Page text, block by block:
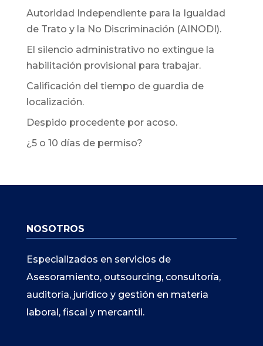
Autoridad Independiente para la Igualdad
de Trato y la No Discriminación (AINODI).
El silencio administrativo no extingue la
habilitación provisional para trabajar.
Calificación del tiempo de guardia de
localización.
Despido procedente por acoso.
¿5 o 10 días de permiso?
NOSOTROS
Especializados en servicios de
Asesoramiento, outsourcing, consultoría,
auditoría, jurídico y gestión en materia
laboral, fiscal y mercantil.